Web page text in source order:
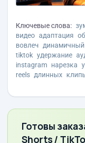
Ключевые слова:
видео адаптация
вовлеч
динамичный
tiktok удержание
instagram нарезка
reels длинных
Готовы
Shorts /